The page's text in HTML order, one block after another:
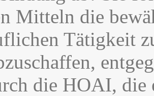
Mitteln die
Tätigkeit
die HOAI, die